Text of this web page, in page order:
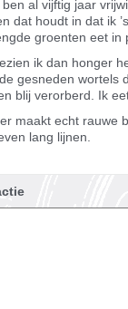
ben al vijftig jaar
dat houdt in dat ik
groenten eet in
ik dan honger
gesneden wortels
blij verorberd. Ik
maakt echt rauwe
lang lijnen.